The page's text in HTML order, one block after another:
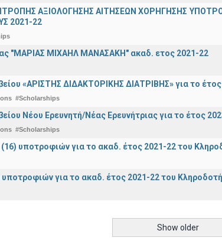
ΑΞΙΟΛΟΓΗΣΗΣ ΑΙΤΗΣΕΩΝ ΧΟΡΗΓΗΣΗΣ
2021-22
"ΜΑΡΙΑΣ ΜΙΧΑΗΛ ΜΑΝΑΣΑΚΗ" ακαδ. ετος 2021-22
«ΑΡΙΣΤΗΣ ΔΙΔΑΚΤΟΡΙΚΗΣ ΔΙΑΤΡΙΒΗΣ» για το
#Scholarships
Νέου Ερευνητή/Νέας Ερευνήτριας για το έτος
#Scholarships
(16) υποτροφιών για το ακαδ. έτος 2021-22 του
υποτροφιών για το ακαδ. έτος 2021-22 του
Show older